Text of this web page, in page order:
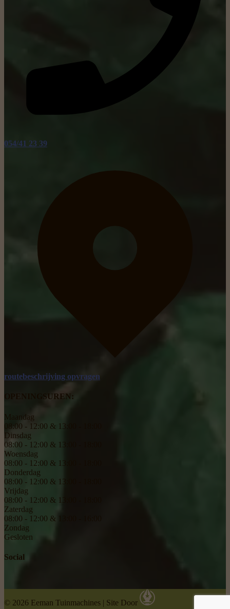
054/41 23 39
routebeschrijving opvragen
OPENINGSUREN:
Maandag
08:00 - 12:00 & 13:00 - 18:00
Dinsdag
08:00 - 12:00 & 13:00 - 18:00
Woensdag
08:00 - 12:00 & 13:00 - 18:00
Donderdag
08:00 - 12:00 & 13:00 - 18:00
Vrijdag
08:00 - 12:00 & 13:00 - 18:00
Zaterdag
08:00 - 12:00 & 13:00 - 16:00
Zondag
Gesloten
Social
© 2026 Eeman Tuinmachines | Site Door